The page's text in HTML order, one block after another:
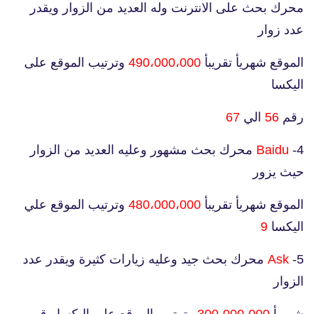
محرك بحث على الانترنت وله العديد من الزوار ويقدر
عدد زوار
الموقع شهريأ تقريبأ 490،000،000 وترتيب الموقع على
اليكسا
رقم 56 الي 67
4-
Baidu محرك بحث مشهور وعليه العديد من الزوار
حيث يزور
الموقع شهريأ تقريبأ 480،000،000 وترتيب الموقع علي
اليكسا 9
5-
Ask محرك بحث جيد وعليه زيارات كثيرة ويقدر عدد
الزوار